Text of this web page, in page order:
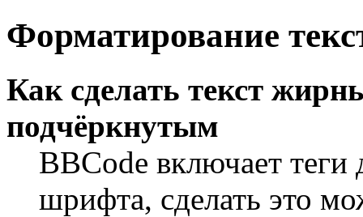
Форматирование
Как сделать текст
подчёркнутым
BBCode включает теги
шрифта, сделать это